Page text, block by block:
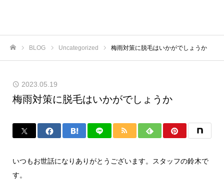
BLOG Uncategorized 梅雨対策に脱毛はいかがでしょうか
2023.05.19
梅雨対策に脱毛はいかがでしょうか
いつもお世話になりありがとうございます。スタッフの鈴木で
す。